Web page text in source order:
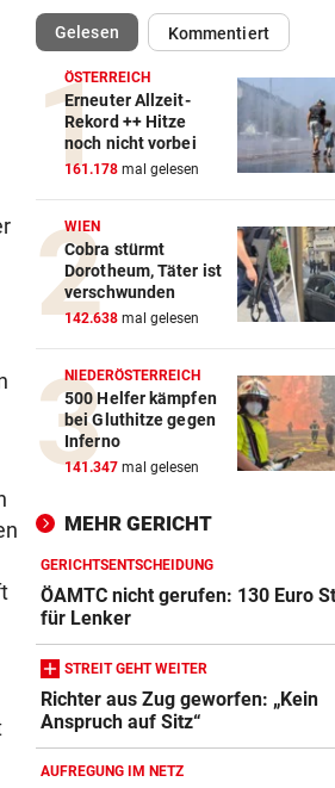
MANN (45) HATTE MESSER
Nach Morddrohung: WEGA
stürmte Wohnung in Liesing
„STOPPLICHT“-KOLUMNE vor
Wie Schoitl und Gneisser im
„Kaisermühlen Blues“
SHOWDOWN IM ORF vor
Weißmann-Prozess startet
der Direktorenwahl
WOLLTEN „CHILLEN“
In Gartenhütte eingebrochen:
Teenies (14) gefasst
MEDIEN BERICHTEN: vor
um Jorge Messi
ALARM IN BULGARIEN vor
Drohne voller Sprengstoff
Pipeline explodiert
AUF DER A10 vor 2
Urlauber-Kolonne rollt: Stau
Blockabfertigung
Gelesen(ausgewählt)Kommentiert
ÖSTERREICH
Erneuter Allzeit-
Rekord ++ Hitze
noch nicht vorbei
161.178 mal gelesen
WIEN
Cobra stürmt
Dorotheum, Täter ist
verschwunden
142.638 mal gelesen
NIEDERÖSTERREICH
500 Helfer kämpfen
bei Gluthitze gegen
Inferno
141.347 mal gelesen
MEHR GERICHT
GERICHTSENTSCHEIDUNG
ÖAMTC nicht gerufen: 130 Euro
für Lenker
STREIT GEHT WEITER
Richter aus Zug geworfen: „Kein
Anspruch auf Sitz“
AUFREGUNG IM NETZ